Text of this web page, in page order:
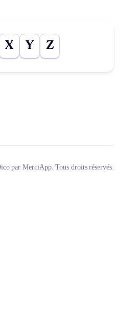
X Y Z
par MerciApp. Tous droits réservés.